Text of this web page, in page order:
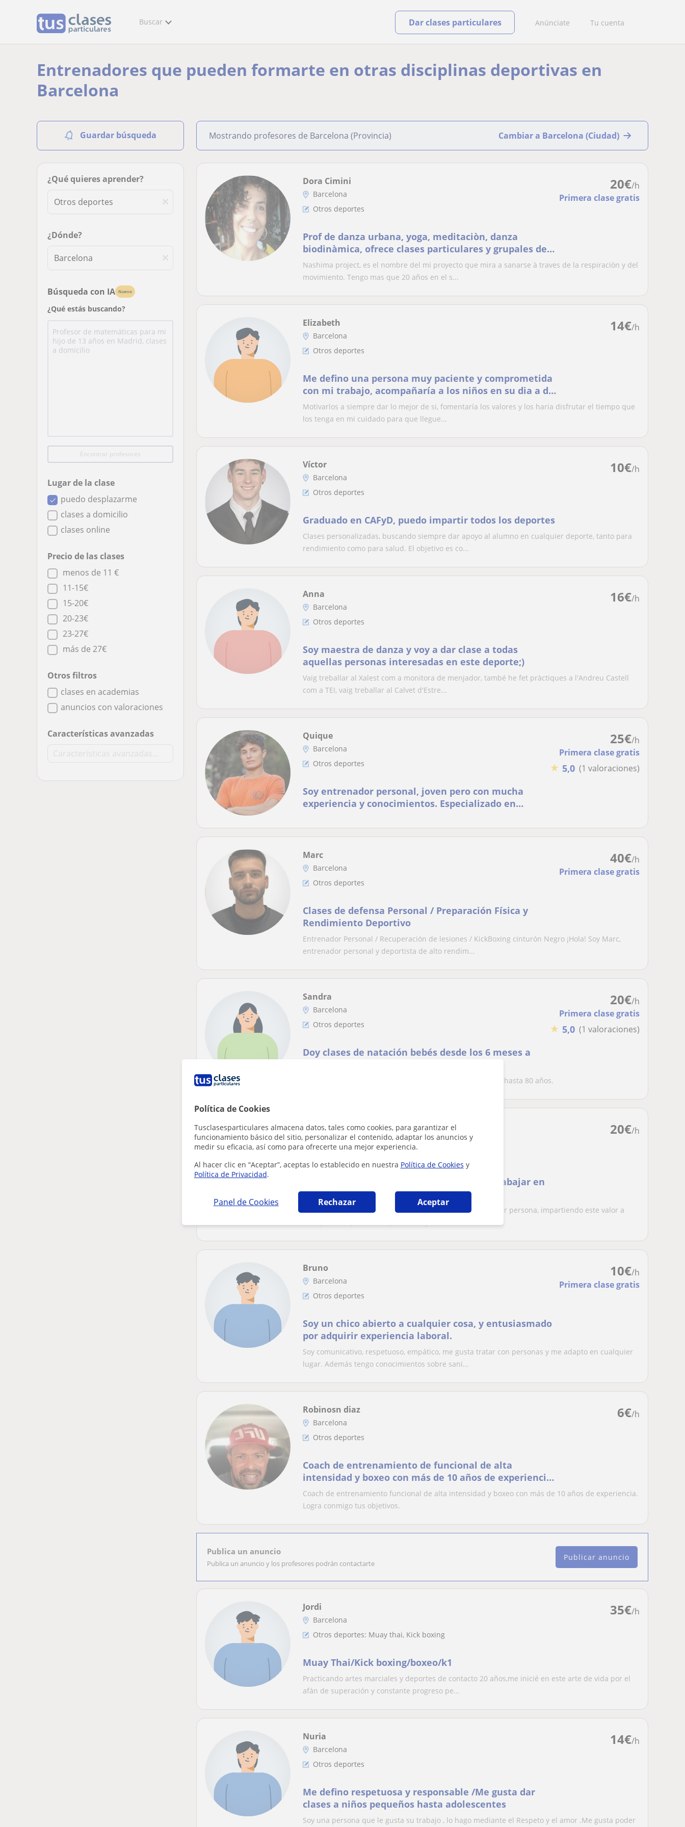
Política de Cookies
Tusclasesparticulares almacena datos, tales como cookies, para garantizar el
funcionamiento básico del sitio, personalizar el contenido, adaptar los anuncios y
medir su eficacia, así como para ofrecerte una mejor experiencia.
Al hacer clic en “Aceptar”, aceptas lo establecido en nuestra Política de Cookies y
Política de Privacidad.
Panel de Cookies Rechazar Aceptar
Buscar Anúnciate Tu cuenta
Dar clases particulares
Entrenadores que pueden formarte en otras disciplinas deportivas en
Barcelona
Guardar búsqueda
¿Qué quieres aprender?
¿Dónde?
Búsqueda con IA Nuevo
¿Qué estás buscando?
Encontrar profesores
Lugar de la clase
puedo desplazarme
clases a domicilio
clases online
Precio de las clases
menos de 11 €
11-15€
15-20€
20-23€
23-27€
más de 27€
Otros filtros
clases en academias
anuncios con valoraciones
Características avanzadas
Mostrando profesores de Barcelona (Provincia) Cambiar a Barcelona (Ciudad)
20€/h
Primera clase gratis
Dora Cimini
Barcelona
Otros deportes
Prof de danza urbana, yoga, meditaciòn, danza
biodinàmica, ofrece clases particulares y grupales de
mi metòdo que estoy desarollando con la tèrapia
biodinamica( Reich, Jung), aplicada al movimiento
Nashima project, es el nombre del mi proyecto que mira a sanarse à traves de la respiraciòn y del
movimiento. Tengo mas que 20 años en el s...
14€/h
Elizabeth
Barcelona
Otros deportes
Me defino una persona muy paciente y comprometida
con mi trabajo, acompañaría a los niños en su dia a dia
reforzando su educación
Motivarlos a siempre dar lo mejor de si, fomentaría los valores y los haria disfrutar el tiempo que
los tenga en mi cuidado para que llegue...
10€/h
Víctor
Barcelona
Otros deportes
Graduado en CAFyD, puedo impartir todos los deportes
Clases personalizadas, buscando siempre dar apoyo al alumno en cualquier deporte, tanto para
rendimiento como para salud. El objetivo es co...
16€/h
Anna
Barcelona
Otros deportes
Soy maestra de danza y voy a dar clase a todas
aquellas personas interesadas en este deporte;)
Vaig treballar al Xalest com a monitora de menjador, també he fet pràctiques a l'Andreu Castell
com a TEI, vaig treballar al Calvet d'Estre...
25€/h
Primera clase gratis
★ 5,0 (1 valoraciones)
Quique
Barcelona
Otros deportes
Soy entrenador personal, joven pero con mucha
experiencia y conocimientos. Especializado en
Preguntame!
40€/h
Primera clase gratis
Marc
Barcelona
Otros deportes
Clases de defensa Personal / Preparación Física y
Rendimiento Deportivo
Entrenador Personal / Recuperación de lesiones / KickBoxing cinturón Negro ¡Hola! Soy Marc,
entrenador personal y deportista de alto rendim...
20€/h
Primera clase gratis
★ 5,0 (1 valoraciones)
Sandra
Barcelona
Otros deportes
Doy clases de natación bebés desde los 6 meses a
Doy clases de natación bebés desde los 6 meses a adultos hasta 80 años.
20€/h
Sebastián
Barcelona
Estudiantes de universidad con ganas de trabajar en
verano
Siempre con mucha ilusión y sobretodo respeto a cualquier persona, impartiendo este valor a
10€/h
Primera clase gratis
Bruno
Barcelona
Otros deportes
Soy un chico abierto a cualquier cosa, y entusiasmado
por adquirir experiencia laboral.
Soy comunicativo, respetuoso, empático, me gusta tratar con personas y me adapto en cualquier
lugar. Además tengo conocimientos sobre sani...
6€/h
Robinosn diaz
Barcelona
Otros deportes
Coach de entrenamiento de funcional de alta
intensidad y boxeo con más de 10 años de experiencia.
Logra conmigo tus objetivos
Coach de entrenamiento funcional de alta intensidad y boxeo con más de 10 años de experiencia.
Logra conmigo tus objetivos.
Publica un anuncio
Publica un anuncio y los profesores podrán contactarte
Publicar anuncio
35€/h
Jordi
Barcelona
Otros deportes: Muay thai, Kick boxing
Muay Thai/Kick boxing/boxeo/k1
Practicando artes marciales y deportes de contacto 20 años,me inicié en este arte de vida por el
afán de superación y constante progreso pe...
14€/h
Nuria
Barcelona
Otros deportes
Me defino respetuosa y responsable /Me gusta dar
clases a niños pequeños hasta adolescentes
Soy una persona que le gusta su trabajo , lo hago mediante el Respeto y el amor .Me gusta poder